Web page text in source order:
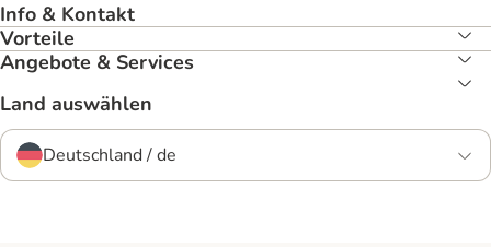
Info & Kontakt
Vorteile
Angebote & Services
Land auswählen
Deutschland / de